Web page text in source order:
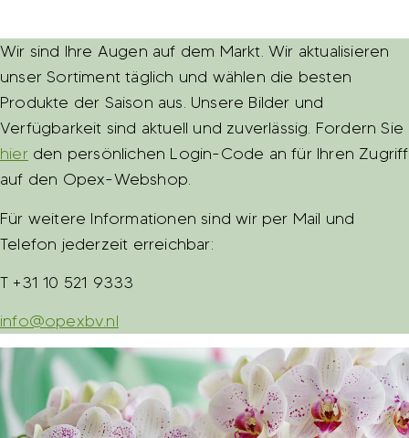
Wir sind Ihre Augen auf dem Markt. Wir aktualisieren
unser Sortiment täglich und wählen die besten
Produkte der Saison aus. Unsere Bilder und
Verfügbarkeit sind aktuell und zuverlässig. Fordern Sie
hierden persönlichen Login-Code an für Ihren Zugriff
auf den Opex-Webshop.
Für weitere Informationen sind wir per Mail und
Telefon jederzeit erreichbar:
T +31 10 521 9333
info@opexbv.nl